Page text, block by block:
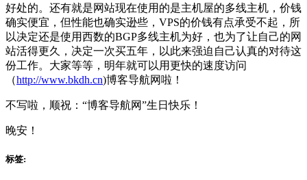
好处的。还有就是网站现在使用的是主机屋的多线主机，价钱
确实便宜，但性能也确实逊些，VPS的价钱有点承受不起，所
以决定还是使用西数的BGP多线主机为好，也为了让自己的网
站活得更久，决定一次买五年，以此来强迫自己认真的对待这
份工作。大家等等，明年就可以用更快的速度访问
（http://www.bkdh.cn)博客导航网啦！
不写啦，顺祝：“博客导航网”生日快乐！
晚安！
标签: